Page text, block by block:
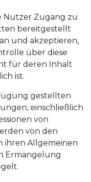
Nutzer Zugang zu
bereitgestellt
und akzeptieren,
über diese
für deren Inhalt
ist.
gestellten
einschließlich
von
von den
ihren Allgemeinen
Ermangelung